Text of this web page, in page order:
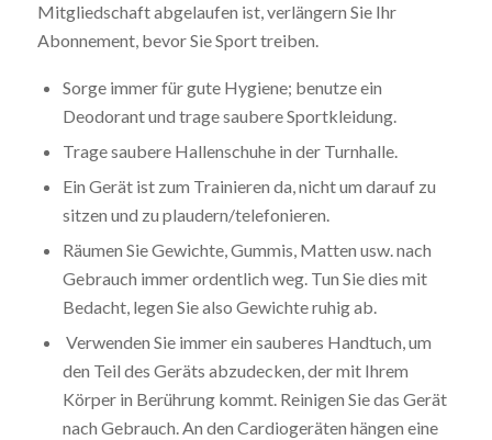
Mitgliedschaft abgelaufen ist, verlängern Sie Ihr
Abonnement, bevor Sie Sport treiben.
Sorge immer für gute Hygiene; benutze ein
Deodorant und trage saubere Sportkleidung.
Trage saubere Hallenschuhe in der Turnhalle.
Ein Gerät ist zum Trainieren da, nicht um darauf zu
sitzen und zu plaudern/telefonieren.
Räumen Sie Gewichte, Gummis, Matten usw. nach
Gebrauch immer ordentlich weg. Tun Sie dies mit
Bedacht, legen Sie also Gewichte ruhig ab.
Verwenden Sie immer ein sauberes Handtuch, um
den Teil des Geräts abzudecken, der mit Ihrem
Körper in Berührung kommt. Reinigen Sie das Gerät
nach Gebrauch. An den Cardiogeräten hängen eine